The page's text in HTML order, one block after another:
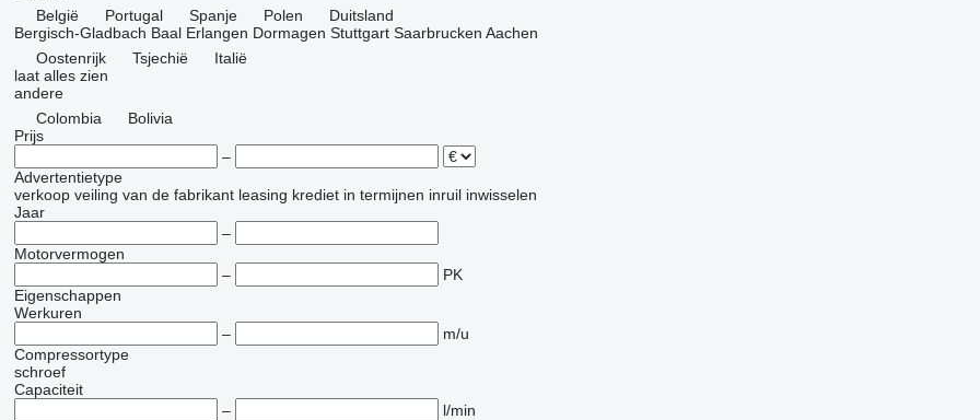
België
Portugal Spanje Polen
Duitsland
Bergisch-Gladbach Baal Erlangen Dormagen Stuttgart Saarbrucken Aachen
Oostenrijk
Tsjechië
Italië
laat alles zien
andere
Colombia
Bolivia
Prijs
–
Advertentietype
verkoop veiling van de fabrikant leasing krediet in termijnen inruil inwisselen
Jaar
–
Motorvermogen
–
PK
Eigenschappen
Werkuren
–
m/u
Compressortype
schroef
Capaciteit
–
l/min